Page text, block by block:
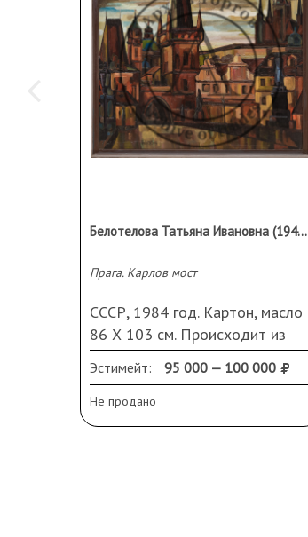
Белотелова Татьяна Ивановна (1940 г.р.)
Прага. Карлов мост
СССР, 1984 год. Картон, масло
86 Х 103 см. Происходит из
семьи художника
Эстимейт: 95 000 — 100 000
Не продано